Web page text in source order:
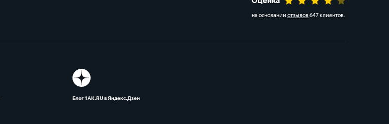
на основании отзывов647 клиентов.
Блог 1АК.RU в Яндекс.Дзен